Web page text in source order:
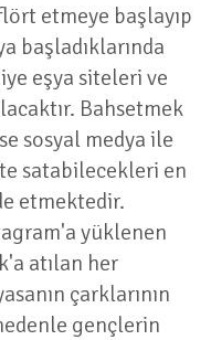
etmeye başlayıp
başladıklarında
eşya siteleri ve
Bahsetmek
sosyal medya ile
satabilecekleri en
etmektedir.
yüklenen
atılan her
çarklarının
gençlerin